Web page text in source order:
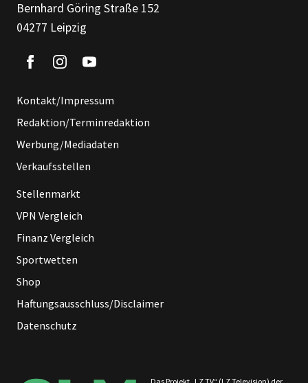
Bernhard Göring Straße 152
04277 Leipzig
Kontakt/Impressum
Redaktion/Terminredaktion
Werbung/Mediadaten
Verkaufsstellen
Stellenmarkt
VPN Vergleich
Finanz Vergleich
Sportwetten
Shop
Haftungsausschluss/Disclaimer
Datenschutz